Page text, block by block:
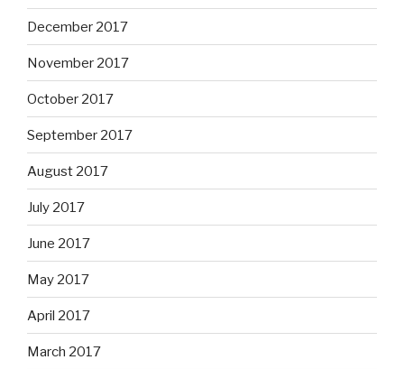
December 2017
November 2017
October 2017
September 2017
August 2017
July 2017
June 2017
May 2017
April 2017
March 2017